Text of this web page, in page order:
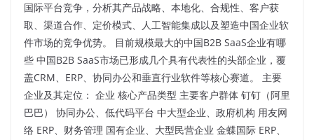
国际平台竞争，分析其产品战略、本地化、合规性、客户获
取、渠道合作、定价模式、人工智能集成以及塑造中国企业软
件市场的竞争优势。 目前规模最大的中国B2B SaaS企业有哪
些 中国B2B SaaS市场已形成几个具有代表性的头部企业，覆
盖CRM、ERP、协同办公和垂直行业软件等核心赛道。 主要
企业及其定位： 企业 核心产品类型 主要客户群体 钉钉（阿里
巴巴） 协同办公、低代码平台 中大型企业、政府机构 用友网
络 ERP、财务管理 国有企业、大型民营企业 金蝶国际 ERP、